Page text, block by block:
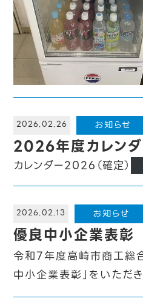
2026.02.26 お知らせ
2026年度カレン
カレンダー2026（確定）
2026.02.13 お知らせ
優良中小企業表彰
令和7年度高崎市商工総
中小企業表彰」をいただき